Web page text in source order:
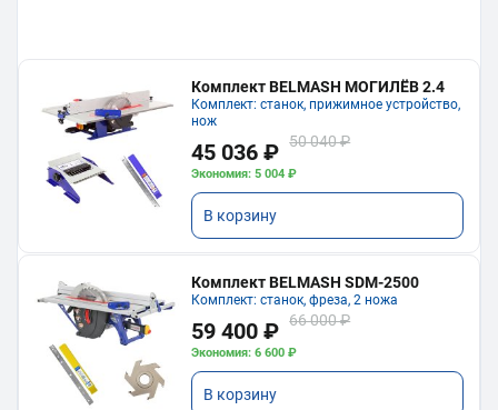
Комплект BELMASH МОГИЛЁВ 2.4
Комплект: станок, прижимное устройство,
нож
45 036 ₽ 50 040 ₽
Экономия: 5 004 ₽
В корзину
Комплект BELMASH SDM-2500
Комплект: станок, фреза, 2 ножа
59 400 ₽ 66 000 ₽
Экономия: 6 600 ₽
В корзину